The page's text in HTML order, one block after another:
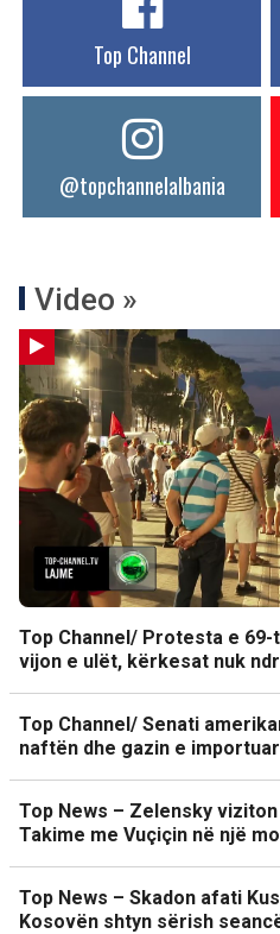
Top Channel
@topchannelalbania
Video »
Top Channel/ Protesta e
vijon e ulët, kërkesat nuk
Top Channel/ Senati
naftën dhe gazin e
Top News – Zelensky
Takime me Vuçiçin në një
Top News – Skadon afati
Kosovën shtyn sërish